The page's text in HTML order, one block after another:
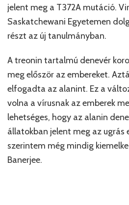
jelent meg a T372A mutáció.
Saskatchewani Egyetemen
részt az új tanulmányban.
A treonin tartalmú denevér
meg először az embereket.
elfogadta az alanint. Ez a
volna a vírusnak az emberek
lehetséges, hogy az alanin
állatokban jelent meg az ugrás
szerintem még mindig
Banerjee.